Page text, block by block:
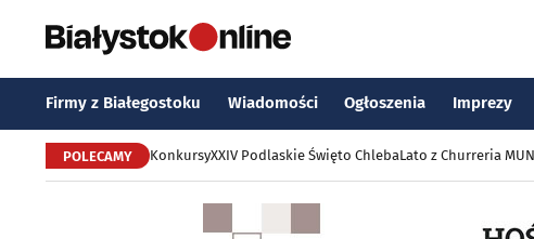
Firmy z Białegostoku Wiadomości Ogłoszenia Imprezy
POLECAMY KonkursyXXIV Podlaskie Święto ChlebaLato z Churreria